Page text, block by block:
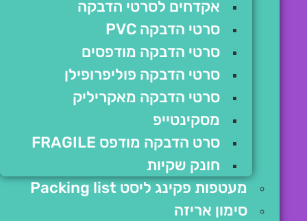
אקדחים לסרטי הדבקה
סרטי הדבקה PVC
סרטי הדבקה מודפסים
סרטי הדבקה פוליפרופילן
סרטי הדבקה מאקריליק
מסקינטייפ
סרט הדבקה מודפס FRAGILE
חונק שקיות
מעטפות פקינג ליסט Packing list
סימון אריזה